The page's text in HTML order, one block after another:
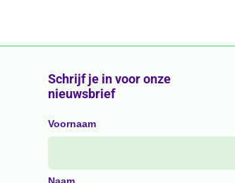
Schrijf je in voor onze
nieuwsbrief
Voornaam